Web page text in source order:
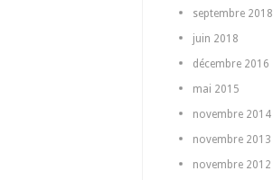
septembre 2018
juin 2018
décembre 2016
mai 2015
novembre 2014
novembre 2013
novembre 2012